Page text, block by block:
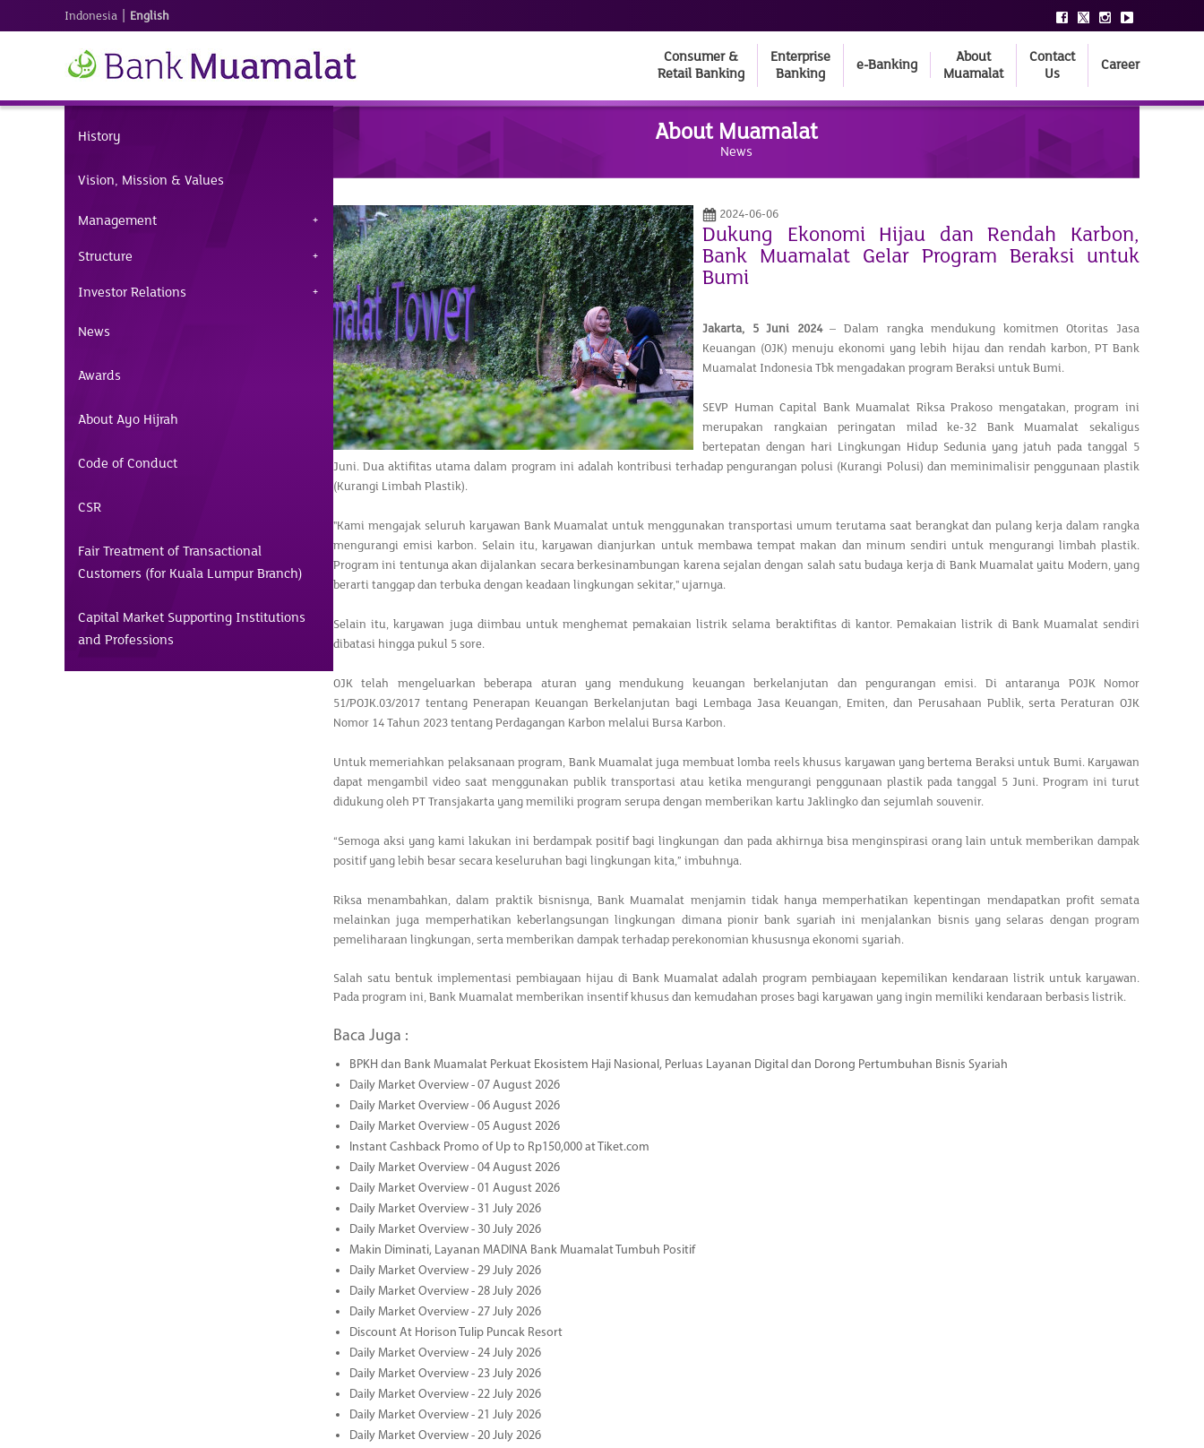
Indonesia | English
Consumer &
Retail Banking
Enterprise
Banking
e-Banking
About
Muamalat
Contact
Us
Career
History
Vision, Mission & Values
Management
Structure
Investor Relations
News
Awards
About Ayo Hijrah
Code of Conduct
CSR
Fair Treatment of Transactional
Customers (for Kuala Lumpur Branch)
Capital Market Supporting Institutions
and Professions
About Muamalat
News
2024-06-06
Dukung Ekonomi Hijau dan Rendah Karbon,
Bank Muamalat Gelar Program Beraksi untuk
Bumi
Jakarta, 5 Juni 2024– Dalam rangka mendukung komitmen Otoritas Jasa
Keuangan (OJK) menuju ekonomi yang lebih hijau dan rendah karbon, PT Bank
Muamalat Indonesia Tbk mengadakan program Beraksi untuk Bumi.
SEVP Human Capital Bank Muamalat Riksa Prakoso mengatakan, program ini
merupakan rangkaian peringatan milad ke-32 Bank Muamalat sekaligus
bertepatan dengan hari Lingkungan Hidup Sedunia yang jatuh pada tanggal 5
Juni. Dua aktifitas utama dalam program ini adalah kontribusi terhadap pengurangan polusi (Kurangi Polusi) dan meminimalisir penggunaan plastik
(Kurangi Limbah Plastik).
"Kami mengajak seluruh karyawan Bank Muamalat untuk menggunakan transportasi umum terutama saat berangkat dan pulang kerja dalam rangka
mengurangi emisi karbon. Selain itu, karyawan dianjurkan untuk membawa tempat makan dan minum sendiri untuk mengurangi limbah plastik.
Program ini tentunya akan dijalankan secara berkesinambungan karena sejalan dengan salah satu budaya kerja di Bank Muamalat yaitu Modern, yang
berarti tanggap dan terbuka dengan keadaan lingkungan sekitar," ujarnya.
Selain itu, karyawan juga diimbau untuk menghemat pemakaian listrik selama beraktifitas di kantor. Pemakaian listrik di Bank Muamalat sendiri
dibatasi hingga pukul 5 sore.
OJK telah mengeluarkan beberapa aturan yang mendukung keuangan berkelanjutan dan pengurangan emisi. Di antaranya POJK Nomor
51/POJK.03/2017 tentang Penerapan Keuangan Berkelanjutan bagi Lembaga Jasa Keuangan, Emiten, dan Perusahaan Publik, serta Peraturan OJK
Nomor 14 Tahun 2023 tentang Perdagangan Karbon melalui Bursa Karbon.
Untuk memeriahkan pelaksanaan program, Bank Muamalat juga membuat lomba reels khusus karyawan yang bertema Beraksi untuk Bumi. Karyawan
dapat mengambil video saat menggunakan publik transportasi atau ketika mengurangi penggunaan plastik pada tanggal 5 Juni. Program ini turut
didukung oleh PT Transjakarta yang memiliki program serupa dengan memberikan kartu Jaklingko dan sejumlah souvenir.
“Semoga aksi yang kami lakukan ini berdampak positif bagi lingkungan dan pada akhirnya bisa menginspirasi orang lain untuk memberikan dampak
positif yang lebih besar secara keseluruhan bagi lingkungan kita,” imbuhnya.
Riksa menambahkan, dalam praktik bisnisnya, Bank Muamalat menjamin tidak hanya memperhatikan kepentingan mendapatkan profit semata
melainkan juga memperhatikan keberlangsungan lingkungan dimana pionir bank syariah ini menjalankan bisnis yang selaras dengan program
pemeliharaan lingkungan, serta memberikan dampak terhadap perekonomian khususnya ekonomi syariah.
Salah satu bentuk implementasi pembiayaan hijau di Bank Muamalat adalah program pembiayaan kepemilikan kendaraan listrik untuk karyawan.
Pada program ini, Bank Muamalat memberikan insentif khusus dan kemudahan proses bagi karyawan yang ingin memiliki kendaraan berbasis listrik.
Baca Juga :
BPKH dan Bank Muamalat Perkuat Ekosistem Haji Nasional, Perluas Layanan Digital dan Dorong Pertumbuhan Bisnis Syariah
Daily Market Overview - 07 August 2026
Daily Market Overview - 06 August 2026
Daily Market Overview - 05 August 2026
Instant Cashback Promo of Up to Rp150,000 at Tiket.com
Daily Market Overview - 04 August 2026
Daily Market Overview - 01 August 2026
Daily Market Overview - 31 July 2026
Daily Market Overview - 30 July 2026
Makin Diminati, Layanan MADINA Bank Muamalat Tumbuh Positif
Daily Market Overview - 29 July 2026
Daily Market Overview - 28 July 2026
Daily Market Overview - 27 July 2026
Discount At Horison Tulip Puncak Resort
Daily Market Overview - 24 July 2026
Daily Market Overview - 23 July 2026
Daily Market Overview - 22 July 2026
Daily Market Overview - 21 July 2026
Daily Market Overview - 20 July 2026